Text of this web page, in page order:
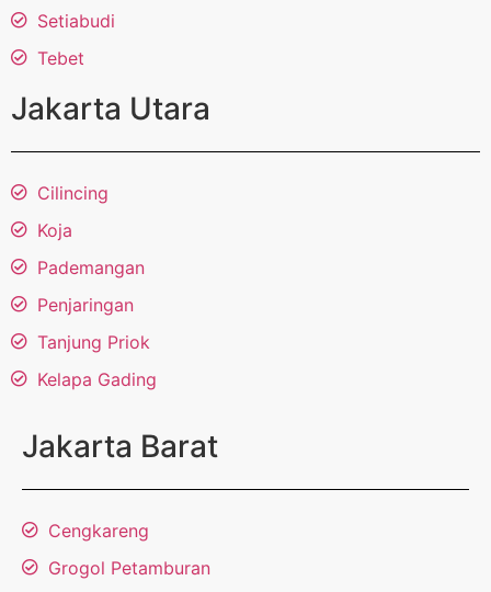
Setiabudi
Tebet
Jakarta Utara
Cilincing
Koja
Pademangan
Penjaringan
Tanjung Priok
Kelapa Gading
Jakarta Barat
Cengkareng
Grogol Petamburan